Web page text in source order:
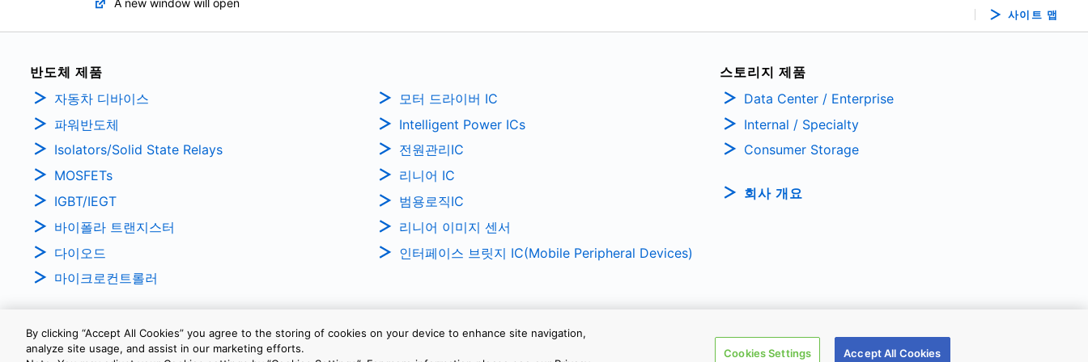
A new window will open
사이트 맵
반도체 제품
자동차 디바이스
파워반도체
Isolators/Solid State Relays
MOSFETs
IGBT/IEGT
바이폴라 트랜지스터
다이오드
마이크로컨트롤러
모터 드라이버 IC
Intelligent Power ICs
전원관리IC
리니어 IC
범용로직IC
리니어 이미지 센서
인터페이스 브릿지 IC(Mobile Peripheral Devices)
스토리지 제품
Data Center / Enterprise
Internal / Specialty
Consumer Storage
회사 개요
개인정보보호정책 웹 사이트 이용 약관 쿠키 설정 Copyright © 2026 TOSHIBA ELECTRONIC DEVICES & STORAGE CORPORATION, All Rights Reserved.
By clicking “Accept All Cookies” you agree to the storing of cookies on your device to enhance site navigation,
analyze site usage, and assist in our marketing efforts.
Cookies Settings Accept All Cookies